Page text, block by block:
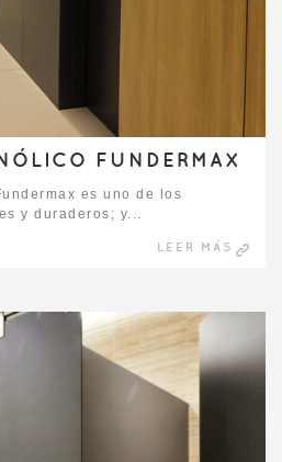
FUNDERMAX
es uno de los
y duraderos; y...
LEER MÁS